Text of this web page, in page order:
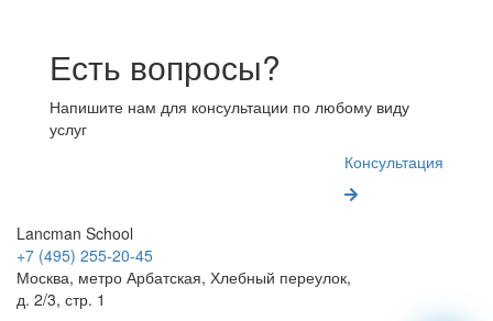
Есть вопросы?
Напишите нам для консультации по любому виду
услуг
Консультация
Lancman School
+7 (495) 255-20-45
Москва, метро Арбатская, Хлебный переулок,
д. 2/3, стр. 1